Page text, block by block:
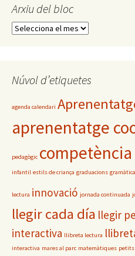
g
Arxiu del bloc
A
u
b
c
Núvol d’etiquetes
agenda calendari
aprenentatge
pedagògic
infantil estils de criança graduacions gramàtica
lectura innovació jornada continuada
llegir cada día llegir
interactiva llibreta lectura
interactiva mares al parc matemàtiques